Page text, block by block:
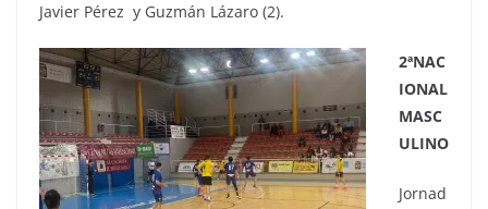
Javier Pérez y Guzmán Lázaro (2).
2ªNAC
IONAL
MASC
ULINO
Jornad